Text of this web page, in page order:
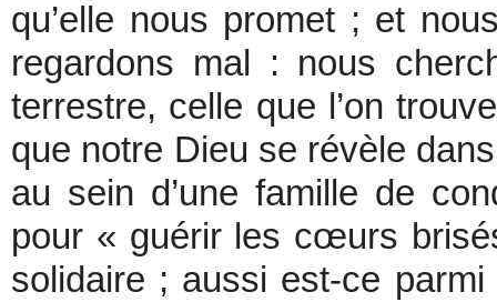
qu’elle nous promet ; et
regardons mal : nous
terrestre, celle que l’on
que notre Dieu se révèle
au sein d’une famille de
pour « guérir les cœurs
solidaire ; aussi est-ce